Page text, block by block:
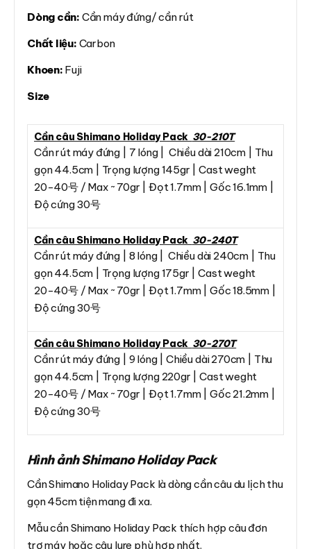
Dòng cần: Cần máy đứng/ cần rút
Chất liệu: Carbon
Khoen: Fuji
Size
Cần câu Shimano Holiday Pack 30-210T
Cần rút máy đứng | 7 lóng | Chiều dài 210cm | Thu
gọn 44.5cm | Trọng lượng 145gr | Cast weght
20-40号 / Max ~ 70gr | Đọt 1.7mm | Gốc 16.1mm |
Độ cứng 30号
Cần câu Shimano Holiday Pack 30-240T
Cần rút máy đứng | 8 lóng | Chiều dài 240cm | Thu
gọn 44.5cm | Trọng lượng 175gr | Cast weght
20-40号 / Max ~ 70gr | Đọt 1.7mm | Gốc 18.5mm |
Độ cứng 30号
Cần câu Shimano Holiday Pack 30-270T
Cần rút máy đứng | 9 lóng | Chiều dài 270cm | Thu
gọn 44.5cm | Trọng lượng 220gr | Cast weght
20-40号 / Max ~ 70gr | Đọt 1.7mm | Gốc 21.2mm |
Độ cứng 30号
Hình ảnh Shimano Holiday Pack
Cần Shimano Holiday Pack là dòng cần câu du lịch thu
gọn 45cm tiện mang đi xa.
Mẫu cần Shimano Holiday Pack thích hợp câu đơn
trợ máy hoặc câu lure phù hợp nhất.